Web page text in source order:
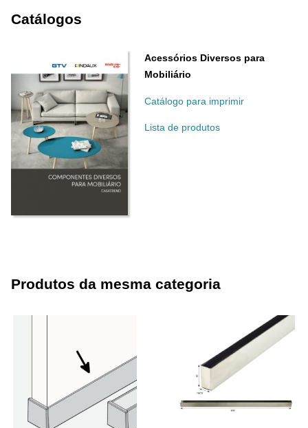
Catálogos
Acessórios Diversos para
Mobiliário
Catálogo para imprimir
Lista de produtos
Produtos da mesma categoria